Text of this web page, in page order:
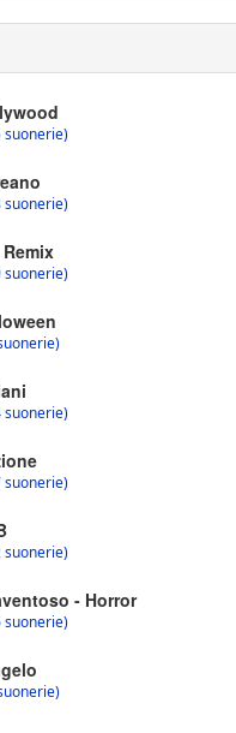
suonerie)
suonerie)
Remix
suonerie)
suonerie)
suonerie)
suonerie)
- Horror
suonerie)